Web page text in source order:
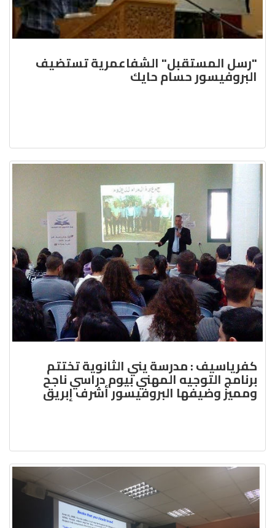
"رسل المستقبل" الشفاعمرية تستضيف
البروفيسور حسام حايك
كفرياسيف : مدرسة يني الثانوية تختتم
برنامج التوجيه المهني بيوم دراسي ناجح
ومميز وضيفها البروفيسور أشرف إبريق